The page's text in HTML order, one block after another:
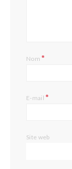
Nom*
E-mail*
Site web